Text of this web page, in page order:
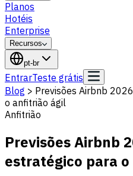
Planos
Hotéis
Enterprise
Recursos
pt-br
EntrarTeste grátis
Blog > Previsões Airbnb
o anfitrião ágil
Anfitrião
Previsões Airbnb
estratégico para